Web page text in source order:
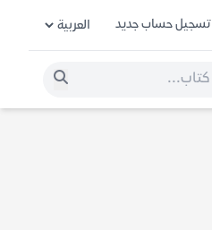
تسجيل حساب جديد